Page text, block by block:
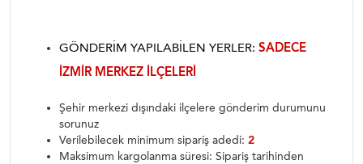
GÖNDERIM YAPILABILEN YERLER: SADECE
İZMIR MERKEZ ILÇELERI
Şehir merkezi dışındaki ilçelere gönderim durumunu
sorunuz
Verilebilecek minimum sipariş adedi: 2
Maksimum kargolanma süresi: Sipariş tarihinden